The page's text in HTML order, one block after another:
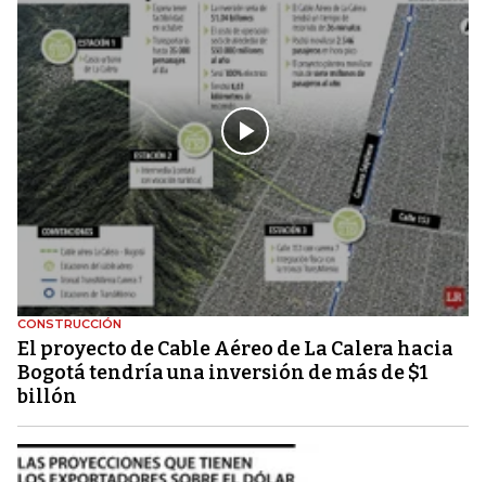
CONSTRUCCIÓN
El proyecto de Cable Aéreo de La Calera hacia
Bogotá tendría una inversión de más de $1
billón